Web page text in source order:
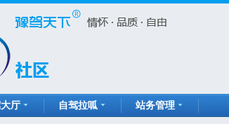
厅 自驾拉呱 站务管理